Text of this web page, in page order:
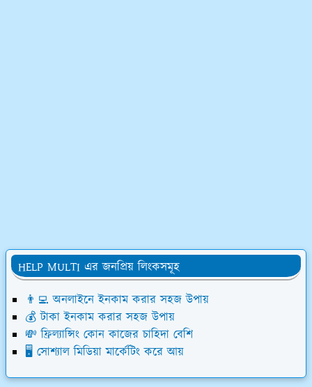
HELP MULTI এর জনপ্রিয় লিংকসমূহ
👨‍💻 অনলাইনে ইনকাম করার সহজ উপায়
💰 টাকা ইনকাম করার সহজ উপায়
💸 ফ্রিল্যান্সিং কোন কাজের চাহিদা বেশি
🖥️ সোশ্যাল মিডিয়া মার্কেটিং করে আয়